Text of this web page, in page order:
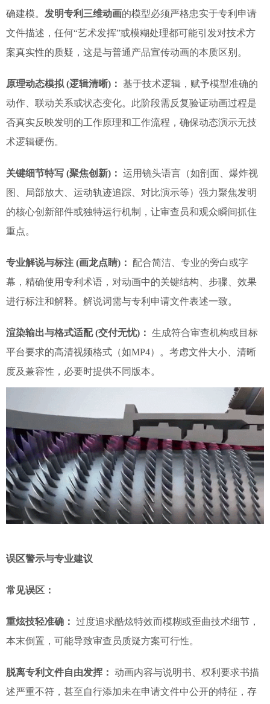
确建模。 发明专利三维动画的模型必须严格忠实于专利申请
文件描述，任何“艺术发挥”或模糊处理都可能引发对技术方
案真实性的质疑，这是与普通产品宣传动画的本质区别。
原理动态模拟 (逻辑清晰)： 基于技术逻辑，赋予模型准确的
动作、联动关系或状态变化。此阶段需反复验证动画过程是
否真实反映发明的工作原理和工作流程，确保动态演示无技
术逻辑硬伤。
关键细节特写 (聚焦创新)： 运用镜头语言（如剖面、爆炸视
图、局部放大、运动轨迹追踪、对比演示等）强力聚焦发明
的核心创新部件或独特运行机制，让审查员和观众瞬间抓住
重点。
专业解说与标注 (画龙点睛)：
配合简洁、专业的旁白或字
幕，精确使用专利术语，对动画中的关键结构、步骤、效果
进行标注和解释。解说词需与专利申请文件表述一致。
渲染输出与格式适配 (交付无忧)： 生成符合审查机构或目标
平台要求的高清视频格式（如MP4）。考虑文件大小、清晰
度及兼容性，必要时提供不同版本。
误区警示与专业建议
常见误区：
重炫技轻准确： 过度追求酷炫特效而模糊或歪曲技术细节，
本末倒置，可能导致审查员质疑方案可行性。
脱离专利文件自由发挥： 动画内容与说明书、权利要求书描
述严重不符，甚至自行添加未在申请文件中公开的特征，存